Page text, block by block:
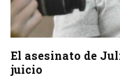
El asesinato de
juicio